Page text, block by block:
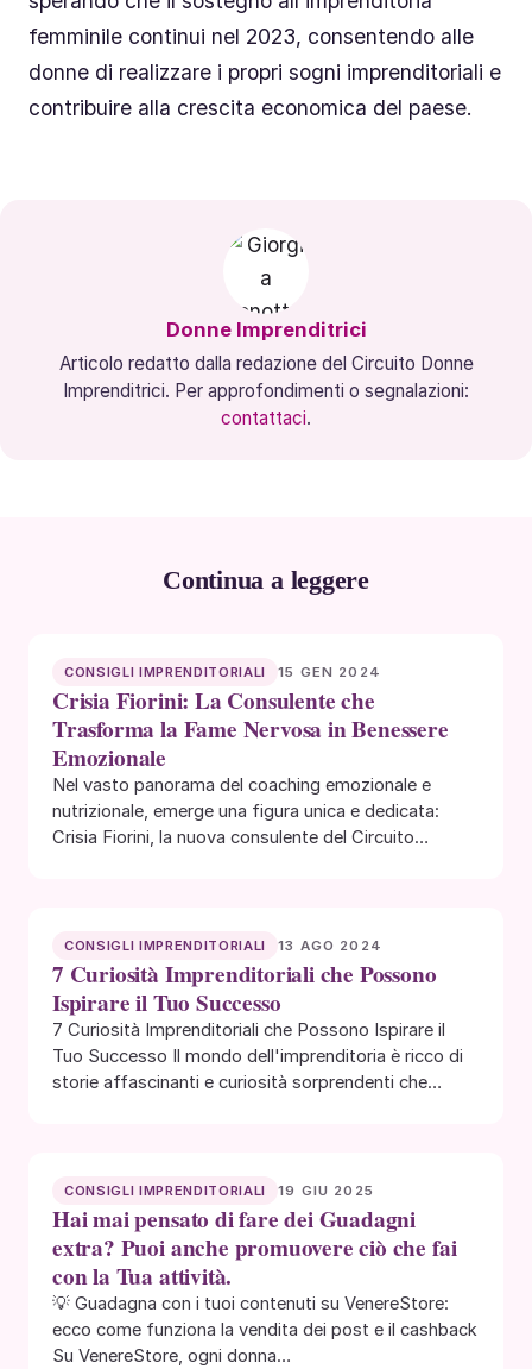
femminile continui nel 2023, consentendo alle
donne di realizzare i propri sogni imprenditoriali e
contribuire alla crescita economica del paese.
Donne Imprenditrici
Articolo redatto dalla redazione del Circuito Donne
Imprenditrici. Per approfondimenti o segnalazioni:
contattaci.
Continua a leggere
CONSIGLI IMPRENDITORIALI 15 GEN 2024
Crisia Fiorini: La Consulente che
Trasforma la Fame Nervosa in Benessere
Emozionale
Nel vasto panorama del coaching emozionale e
nutrizionale, emerge una figura unica e dedicata:
Crisia Fiorini, la nuova consulente del Circuito
CONSIGLI IMPRENDITORIALI 13 AGO 2024
7 Curiosità Imprenditoriali che Possono
Ispirare il Tuo Successo
7 Curiosità Imprenditoriali che Possono Ispirare il
Tuo Successo Il mondo dell'imprenditoria è ricco di
storie affascinanti e curiosità sorprendenti che
CONSIGLI IMPRENDITORIALI 19 GIU 2025
Hai mai pensato di fare dei Guadagni
extra? Puoi anche promuovere ciò che fai
con la Tua attività.
💡 Guadagna con i tuoi contenuti su VenereStore:
ecco come funziona la vendita dei post e il cashback
Su VenereStore, ogni donna…